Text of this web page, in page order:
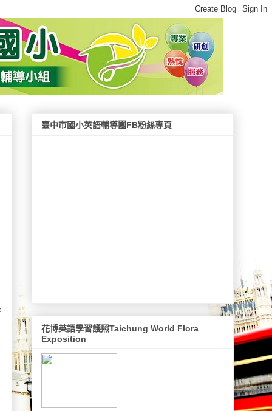
臺中市國小英語輔導團FB粉絲專頁
花博英語學習護照Taichung World Flora
Exposition